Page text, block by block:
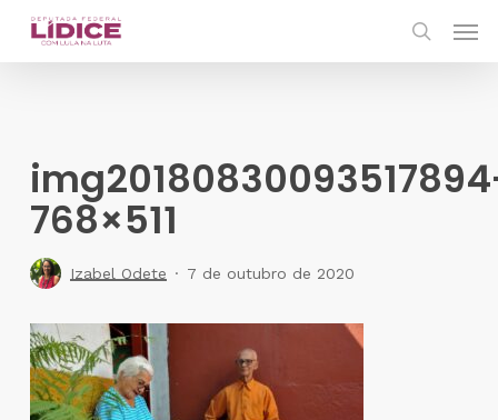
Skip
768×511
Izabel Odete 7 de outubro de 2020